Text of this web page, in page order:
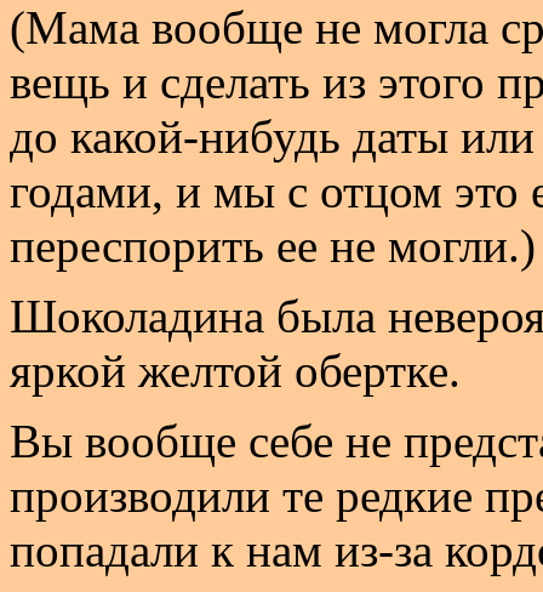
(Мама вообще не могла
вещь и сделать из этого
до какой-нибудь даты
годами, и мы с отцом это
переспорить ее не могли.)
Шоколадина была
яркой желтой обертке.
Вы вообще себе не
производили те редкие
попадали к нам из-за